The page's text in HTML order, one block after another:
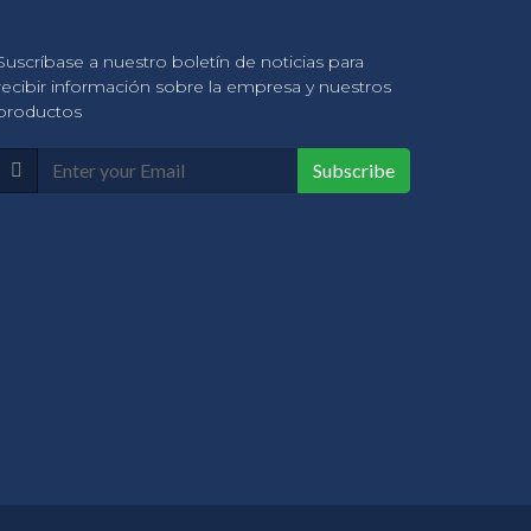
a nuestro boletín de noticias para
información sobre la empresa y nuestros
Subscribe